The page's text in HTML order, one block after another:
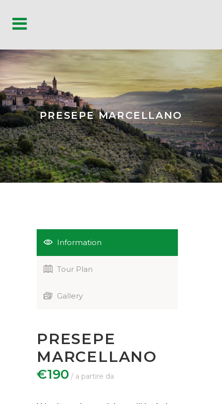
PRESEPE MARCELLANO
Information
Tour Plan
Gallery
PRESEPE
MARCELLANO
€190